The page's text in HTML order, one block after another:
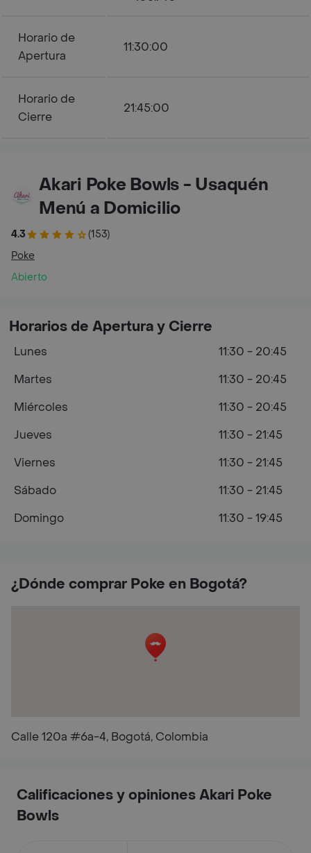
Horario de
Apertura
11:30:00
Horario de
Cierre
21:45:00
Akari Poke Bowls - Usaquén
Menú a Domicilio
4.3
(153)
Poke
Abierto
¿Dónde comprar Poke en Bogotá?
Calle 120a #6a-4, Bogotá, Colombia
Horarios de Apertura y Cierre
Lunes
11:30 - 20:45
Martes
11:30 - 20:45
Miércoles
11:30 - 20:45
Jueves
11:30 - 21:45
Viernes
11:30 - 21:45
Sábado
11:30 - 21:45
Domingo
11:30 - 19:45
Calificaciones y opiniones Akari Poke
Bowls